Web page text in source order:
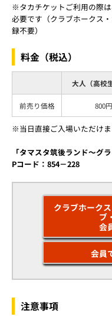
※タカチケットご利用の際
必要です（クラブホークス
録不要）
料金（税込）
大人（高校
前売り価格 800円
※当日直接ご入場いただけま
「タマスタ筑後ランド～グ
Pコード：854－228
クラブホーク
ブ
会
会員
注意事項